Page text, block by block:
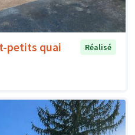
petits quai
Réalisé